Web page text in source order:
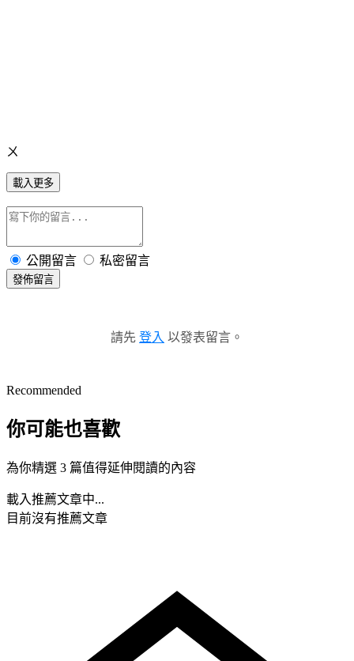
ㄨ
載入更多
公開留言 私密留言
發佈留言
請先 登入 以發表留言。
Recommended
你可能也喜歡
為你精選 3 篇值得延伸閱讀的內容
載入推薦文章中...
目前沒有推薦文章